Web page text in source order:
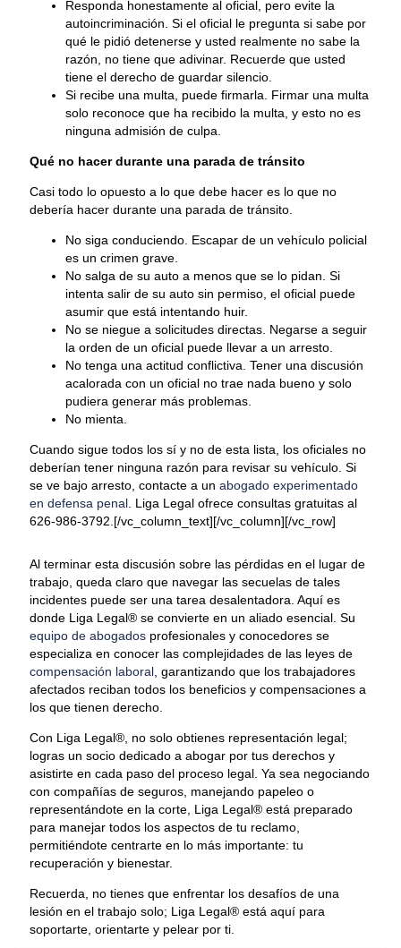
Responda honestamente al oficial, pero evite la
autoincriminación. Si el oficial le pregunta si sabe por
qué le pidió detenerse y usted realmente no sabe la
razón, no tiene que adivinar. Recuerde que usted
tiene el derecho de guardar silencio.
Si recibe una multa, puede firmarla. Firmar una multa
solo reconoce que ha recibido la multa, y esto no es
ninguna admisión de culpa.
Qué no hacer durante una parada de tránsito
Casi todo lo opuesto a lo que debe hacer es lo que no
debería hacer durante una parada de tránsito.
No siga conduciendo. Escapar de un vehículo policial
es un crimen grave.
No salga de su auto a menos que se lo pidan. Si
intenta salir de su auto sin permiso, el oficial puede
asumir que está intentando huir.
No se niegue a solicitudes directas. Negarse a seguir
la orden de un oficial puede llevar a un arresto.
No tenga una actitud conflictiva. Tener una discusión
acalorada con un oficial no trae nada bueno y solo
pudiera generar más problemas.
No mienta.
Cuando sigue todos los sí y no de esta lista, los oficiales no
deberían tener ninguna razón para revisar su vehículo. Si
se ve bajo arresto, contacte a un abogado experimentado
en defensa penal . Liga Legal ofrece consultas gratuitas al
626-986-3792.[/vc_column_text][/vc_column][/vc_row]
Al terminar esta discusión sobre las pérdidas en el lugar de
trabajo, queda claro que navegar las secuelas de tales
incidentes puede ser una tarea desalentadora. Aquí es
donde Liga Legal® se convierte en un aliado esencial. Su
equipo de abogados profesionales y conocedores se
especializa en conocer las complejidades de las leyes de
compensación laboral , garantizando que los trabajadores
afectados reciban todos los beneficios y compensaciones a
los que tienen derecho.
Con Liga Legal®, no solo obtienes representación legal;
logras un socio dedicado a abogar por tus derechos y
asistirte en cada paso del proceso legal. Ya sea negociando
con compañías de seguros, manejando papeleo o
representándote en la corte, Liga Legal® está preparado
para manejar todos los aspectos de tu reclamo,
permitiéndote centrarte en lo más importante: tu
recuperación y bienestar.
Recuerda, no tienes que enfrentar los desafíos de una
lesión en el trabajo solo; Liga Legal® está aquí para
soportarte, orientarte y pelear por ti.